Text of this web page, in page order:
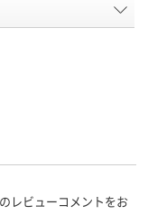
使い捨て
レビューコメントをお